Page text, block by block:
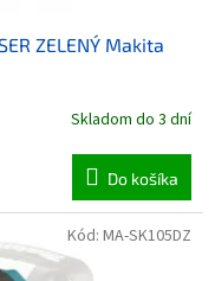
ZELENÝ Makita
Skladom do 3 dní
Do košíka
Kód: MA-SK105DZ